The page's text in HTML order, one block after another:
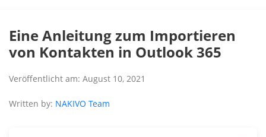
Eine Anleitung zum Importieren
von Kontakten in Outlook 365
Veröffentlicht am: August 10, 2021
Written by: NAKIVO Team